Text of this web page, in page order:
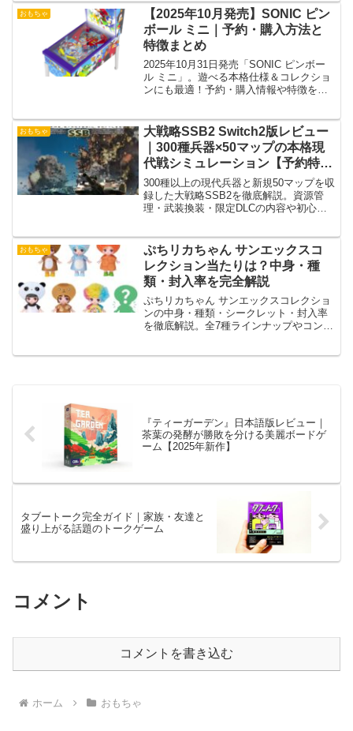
おもちゃ
【2025年10月発売】SONIC ピン
ボール ミニ｜予約・購入方法と
特徴まとめ
2025年10月31日発売「SONIC ピンボー
ル ミニ」。遊べる本格仕様＆コレクショ
ンにも最適！予約・購入情報や特徴を徹
おもちゃ
大戦略SSB2 Switch2版レビュー
｜300種兵器×50マップの本格現
代戦シミュレーション【予約特
典・DLC解説】
300種以上の現代兵器と新規50マップを収
録した大戦略SSB2を徹底解説。資源管
理・武装換装・限定DLCの内容や初心者
おもちゃ
ぷちリカちゃん サンエックスコ
レクション当たりは？中身・種
類・封入率を完全解説
ぷちリカちゃん サンエックスコレクショ
ンの中身・種類・シークレット・封入率
を徹底解説。全7種ラインナップやコンプ
『ティーガーデン』日本語版レビュー｜
茶葉の発酵が勝敗を分ける美麗ボードゲ
ーム【2025年新作】
タブートーク完全ガイド｜家族・友達と
盛り上がる話題のトークゲーム
コメント
コメントを書き込む
ホーム おもちゃ